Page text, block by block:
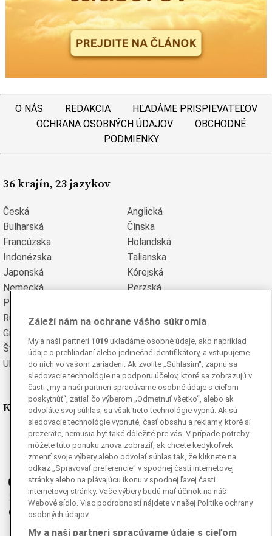
O NÁS REDAKCIA
HĽADÁME PRISPIEVATEĽOV
OCHRANA OSOBNÝCH ÚDAJOV
OBCHODNÉ
PODMIENKY
36 krajín, 23 jazykov
Česká
Anglická
Bulharská
Čínska
Francúzska
Holandská
Indonézska
Talianska
Japonská
Kórejská
Nemecká
Perzská
Poľská
Rumunská
Ruská
Grécka
Švédska
Turecká
Ukrajinská
Vietnamská
Kde nás nájdete
Facebook
Instagram
Ganjing
Youtube
Twitter
Telegram
RSS
Záleží nám na ochrane vášho súkromia
My a naši partneri 1019 ukladáme osobné údaje, ako napríklad
údaje o prehliadaní alebo jedinečné identifikátory, a vstupujeme
do nich vo vašom zariadení. Ak zvolíte „Súhlasím“, zapnú sa
sledovacie technológie na podporu účelov, ktoré sa zobrazujú v
časti „my a naši partneri spracúvame osobné údaje s cieľom
poskytnúť“, zatiaľ čo výberom „Odmetnuť všetko“, alebo ak
odvoláte svoj súhlas, sa však tieto technológie vypnú. Ak sú
sledovacie technológie vypnuté, časť obsahu a reklamy, ktoré si
prezeráte, nemusia byť také dôležité pre vás. V prípade potreby
môžete túto ponuku znova zobraziť, ak chcete kedykoľvek
zmeniť svoje výbery alebo odvolať súhlas tak, že kliknete na
odkaz „Spravovať preferencie“ v spodnej časti internetovej
stránky alebo na plávajúcu ikonu v spodnej ľavej časti
internetovej stránky. Vaše výbery budú mať účinok na náš
Webové sídlo. Viac podrobností nájdete v našej Politike ochrany
osobných údajov.
My a naši partneri spracúvame údaje s cieľom